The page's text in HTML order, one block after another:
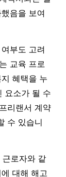
음을 보여
부도 고려
교육 프로
혜택을 누
요소가 될 수
리랜서 계약
수 있습니
근로자와 같
대해 해고